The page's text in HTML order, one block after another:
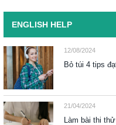
ENGLISH HELP
12/08/2024
Bỏ túi 4 tips
21/04/2024
Làm bài thi